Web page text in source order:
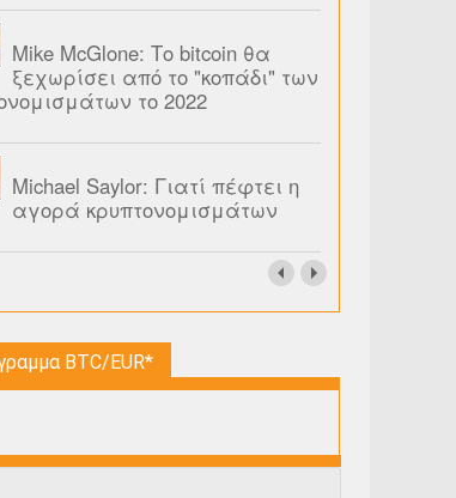
Mike McGlone: Το bitcoin θα
ξεχωρίσει από το "κοπάδι" των
το 2022
Michael Saylor: Γιατί πέφτει η
αγορά κρυπτονομισμάτων
BTC/EUR*